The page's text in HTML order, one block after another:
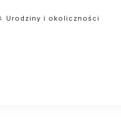
Urodziny i okoliczności